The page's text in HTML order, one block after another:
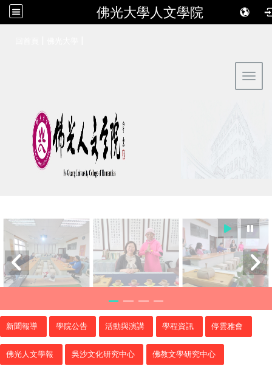
佛光大學人文學院
新聞報導 學院公告 活動與演講 學程資訊 停雲雅會
佛光人文學報 吳沙文化研究中心 佛教文學研究中心